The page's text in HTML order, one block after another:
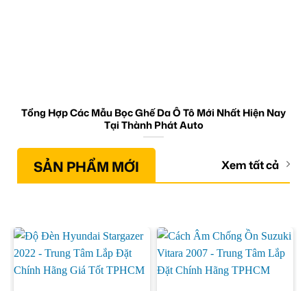
Tổng Hợp Các Mẫu Bọc Ghế Da Ô Tô Mới Nhất Hiện Nay
Tại Thành Phát Auto
SẢN PHẨM MỚI Xem tất cả